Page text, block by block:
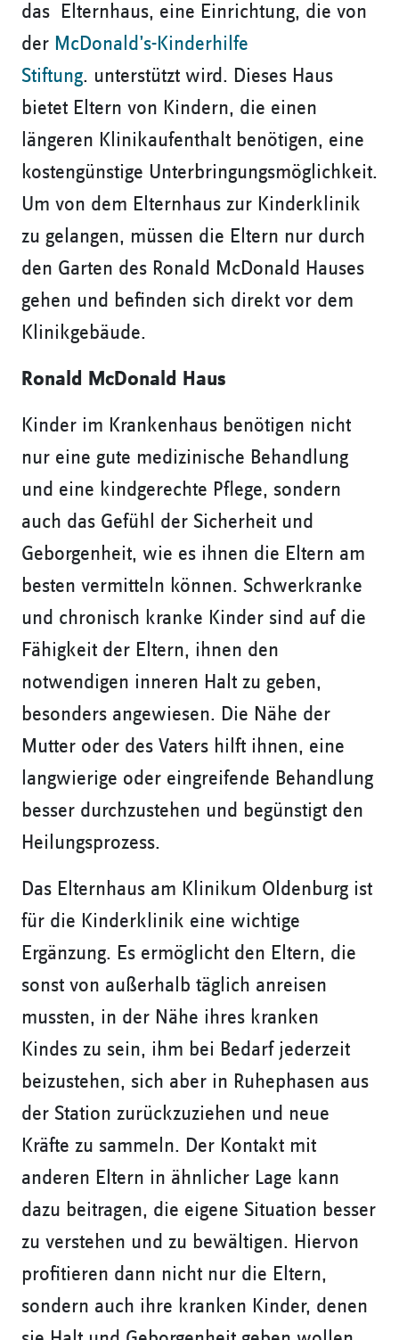
das Elternhaus, eine Einrichtung, die von
der McDonald’s-Kinderhilfe
Stiftung. unterstützt wird. Dieses Haus
bietet Eltern von Kindern, die einen
längeren Klinikaufenthalt benötigen, eine
kostengünstige Unterbringungsmöglichkeit.
Um von dem Elternhaus zur Kinderklinik
zu gelangen, müssen die Eltern nur durch
den Garten des Ronald McDonald Hauses
gehen und befinden sich direkt vor dem
Klinikgebäude.
Ronald McDonald Haus
Kinder im Krankenhaus benötigen nicht
nur eine gute medizinische Behandlung
und eine kindgerechte Pflege, sondern
auch das Gefühl der Sicherheit und
Geborgenheit, wie es ihnen die Eltern am
besten vermitteln können. Schwerkranke
und chronisch kranke Kinder sind auf die
Fähigkeit der Eltern, ihnen den
notwendigen inneren Halt zu geben,
besonders angewiesen. Die Nähe der
Mutter oder des Vaters hilft ihnen, eine
langwierige oder eingreifende Behandlung
besser durchzustehen und begünstigt den
Heilungsprozess.
Das Elternhaus am Klinikum Oldenburg ist
für die Kinderklinik eine wichtige
Ergänzung. Es ermöglicht den Eltern, die
sonst von außerhalb täglich anreisen
mussten, in der Nähe ihres kranken
Kindes zu sein, ihm bei Bedarf jederzeit
beizustehen, sich aber in Ruhephasen aus
der Station zurückzuziehen und neue
Kräfte zu sammeln. Der Kontakt mit
anderen Eltern in ähnlicher Lage kann
dazu beitragen, die eigene Situation besser
zu verstehen und zu bewältigen. Hiervon
profitieren dann nicht nur die Eltern,
sondern auch ihre kranken Kinder, denen